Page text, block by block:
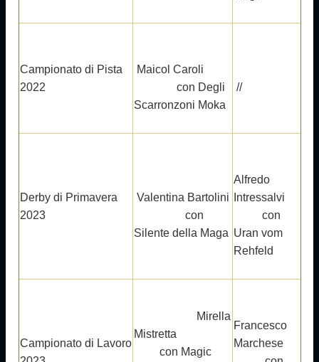
Campionato di Pista
2022
Maicol Caroli
con Degli
Scarronzoni Moka
//
Derby di Primavera
2023
Valentina Bartolini
con
Silente della Maga
Alfredo
Intressalvi
con
Uran vom
Rehfeld
Campionato di Lavoro
Mirella
Mistretta
con Magic
Francesco
Marchese